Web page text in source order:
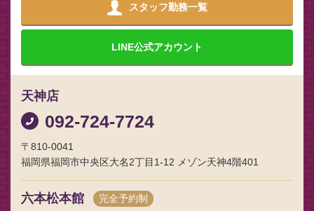
スタッフ勤務一覧
LINE公式アカウント
天神店
092-724-7724
〒810-0041
福岡県福岡市中央区大名2丁目1-12 メゾン天神4階401
六本松本館 完全予約制